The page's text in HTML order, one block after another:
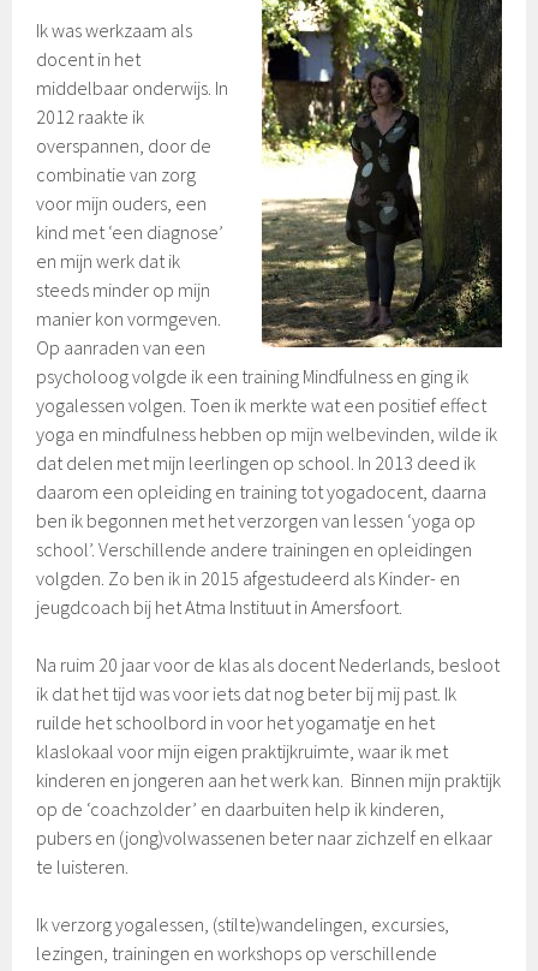
Ik was werkzaam als
docent in het
middelbaar onderwijs. In
2012 raakte ik
overspannen, door de
combinatie van zorg
voor mijn ouders, een
kind met ‘een diagnose’
en mijn werk dat ik
steeds minder op mijn
manier kon vormgeven.
Op aanraden van een
psycholoog volgde ik een training Mindfulness en ging ik
yogalessen volgen. Toen ik merkte wat een positief effect
yoga en mindfulness hebben op mijn welbevinden, wilde ik
dat delen met mijn leerlingen op school. In 2013 deed ik
daarom een opleiding en training tot yogadocent, daarna
ben ik begonnen met het verzorgen van lessen ‘yoga op
school’. Verschillende andere trainingen en opleidingen
volgden. Zo ben ik in 2015 afgestudeerd als Kinder- en
jeugdcoach bij het Atma Instituut in Amersfoort.
Na ruim 20 jaar voor de klas als docent Nederlands, besloot
ik dat het tijd was voor iets dat nog beter bij mij past. Ik
ruilde het schoolbord in voor het yogamatje en het
klaslokaal voor mijn eigen praktijkruimte, waar ik met
kinderen en jongeren aan het werk kan. Binnen mijn praktijk
op de ‘coachzolder’ en daarbuiten help ik kinderen,
pubers en (jong)volwassenen beter naar zichzelf en elkaar
te luisteren.
Ik verzorg yogalessen, (stilte)wandelingen, excursies,
lezingen, trainingen en workshops op verschillende